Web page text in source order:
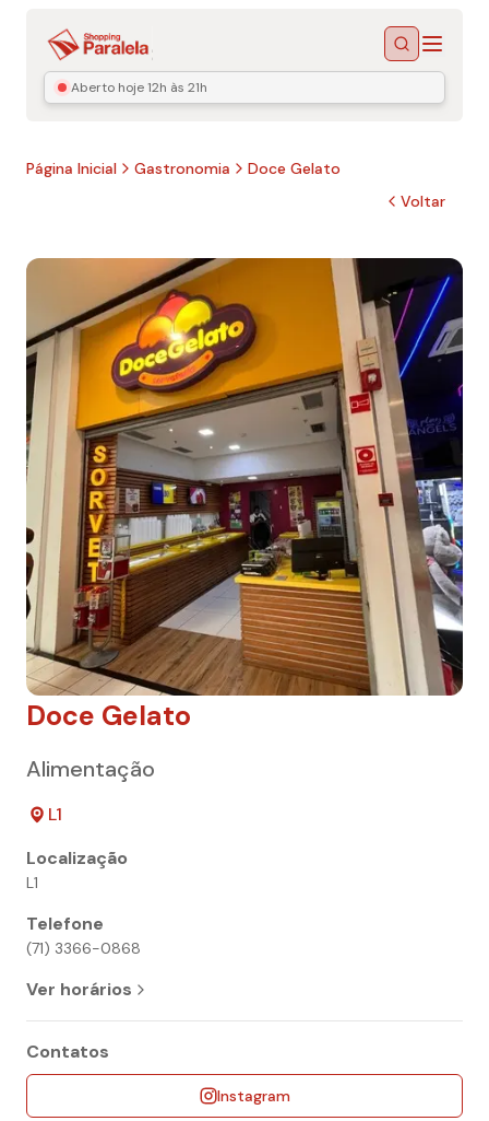
BuscarMenu
Aberto hoje12h às 21h
Página Inicial Gastronomia
Doce Gelato
Voltar
Doce Gelato
Alimentação
L1
Localização
L1
Telefone
(71) 3366-0868
Ver horários
Contatos
Instagram